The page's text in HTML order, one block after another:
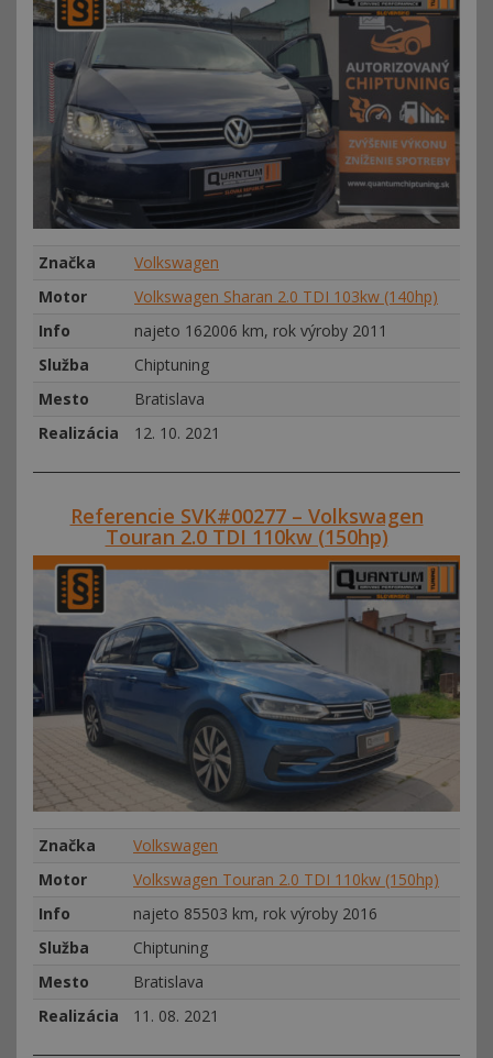
Značka
Volkswagen
Motor
Volkswagen Sharan 2.0 TDI 103kw (140hp)
Info
najeto 162006 km, rok výroby 2011
Služba
Chiptuning
Mesto
Bratislava
Realizácia
12. 10. 2021
Referencie SVK#00277 – Volkswagen
Touran 2.0 TDI 110kw (150hp)
Značka
Volkswagen
Motor
Volkswagen Touran 2.0 TDI 110kw (150hp)
Info
najeto 85503 km, rok výroby 2016
Služba
Chiptuning
Mesto
Bratislava
Realizácia
11. 08. 2021